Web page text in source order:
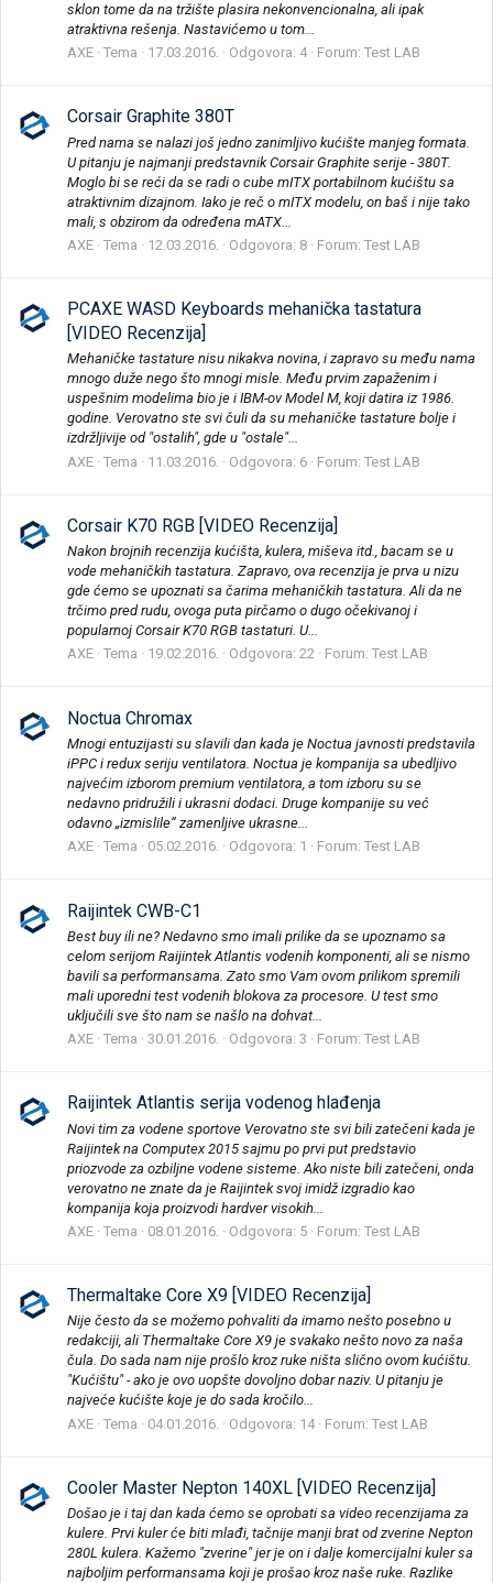
sklon tome da na tržište plasira nekonvencionalna, ali ipak
atraktivna rešenja. Nastavićemo u tom...
AXE Tema 17.03.2016. Odgovora: 4 Forum: Test LAB
Corsair Graphite 380T
Pred nama se nalazi još jedno zanimljivo kućište manjeg formata.
U pitanju je najmanji predstavnik Corsair Graphite serije - 380T.
Moglo bi se reći da se radi o cube mITX portabilnom kućištu sa
atraktivnim dizajnom. Iako je reč o mITX modelu, on baš i nije tako
mali, s obzirom da određena mATX...
AXE Tema 12.03.2016. Odgovora: 8 Forum: Test LAB
PCAXE WASD Keyboards mehanička tastatura
[VIDEO Recenzija]
Mehaničke tastature nisu nikakva novina, i zapravo su među nama
mnogo duže nego što mnogi misle. Među prvim zapaženim i
uspešnim modelima bio je i IBM-ov Model M, koji datira iz 1986.
godine. Verovatno ste svi čuli da su mehaničke tastature bolje i
izdržljivije od "ostalih", gde u "ostale"...
AXE Tema 11.03.2016. Odgovora: 6 Forum: Test LAB
Corsair K70 RGB [VIDEO Recenzija]
Nakon brojnih recenzija kućišta, kulera, miševa itd., bacam se u
vode mehaničkih tastatura. Zapravo, ova recenzija je prva u nizu
gde ćemo se upoznati sa čarima mehaničkih tastatura. Ali da ne
trčimo pred rudu, ovoga puta pirčamo o dugo očekivanoj i
popularnoj Corsair K70 RGB tastaturi. U...
AXE Tema 19.02.2016. Odgovora: 22 Forum: Test LAB
Noctua Chromax
Mnogi entuzijasti su slavili dan kada je Noctua javnosti predstavila
iPPC i redux seriju ventilatora. Noctua je kompanija sa ubedljivo
najvećim izborom premium ventilatora, a tom izboru su se
nedavno pridružili i ukrasni dodaci. Druge kompanije su već
odavno „izmislile“ zamenljive ukrasne...
AXE Tema 05.02.2016. Odgovora: 1 Forum: Test LAB
Raijintek CWB-C1
Best buy ili ne? Nedavno smo imali prilike da se upoznamo sa
celom serijom Raijintek Atlantis vodenih komponenti, ali se nismo
bavili sa performansama. Zato smo Vam ovom prilikom spremili
mali uporedni test vodenih blokova za procesore. U test smo
uključili sve što nam se našlo na dohvat...
AXE Tema 30.01.2016. Odgovora: 3 Forum: Test LAB
Raijintek Atlantis serija vodenog hlađenja
Novi tim za vodene sportove Verovatno ste svi bili zatečeni kada je
Raijintek na Computex 2015 sajmu po prvi put predstavio
priozvode za ozbiljne vodene sisteme. Ako niste bili zatečeni, onda
verovatno ne znate da je Raijintek svoj imidž izgradio kao
kompanija koja proizvodi hardver visokih...
AXE Tema 08.01.2016. Odgovora: 5 Forum: Test LAB
Thermaltake Core X9 [VIDEO Recenzija]
Nije često da se možemo pohvaliti da imamo nešto posebno u
redakciji, ali Thermaltake Core X9 je svakako nešto novo za naša
čula. Do sada nam nije prošlo kroz ruke ništa slično ovom kućištu.
"Kućištu" - ako je ovo uopšte dovoljno dobar naziv. U pitanju je
najveće kućište koje je do sada kročilo...
AXE Tema 04.01.2016. Odgovora: 14 Forum: Test LAB
Cooler Master Nepton 140XL [VIDEO Recenzija]
Došao je i taj dan kada ćemo se oprobati sa video recenzijama za
kulere. Prvi kuler će biti mlađi, tačnije manji brat od zverine Nepton
280L kulera. Kažemo "zverine" jer je on i dalje komercijalni kuler sa
najboljim performansama koji je prošao kroz naše ruke. Razlike